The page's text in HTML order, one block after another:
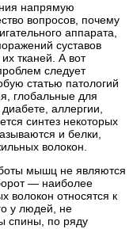
напрямую
вопросов, почему
аппарата,
суставов
тканей. А вот
следует
статью патологий
глобальные для
аллергии,
синтез некоторых
и белки,
волокон.
мышц не являются
— наиболее
относятся к
у людей, не
спины, по ряду